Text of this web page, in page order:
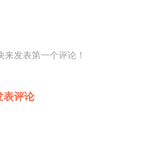
来发表第一个评论！
表评论